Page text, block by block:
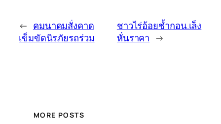
← คมนาคมสั่งคาด
เข็มขัดนิรภัยรถร่วม
ชาวไร่อ้อยช้ำกอน.เล็ง
หั่นราคา →
MORE POSTS